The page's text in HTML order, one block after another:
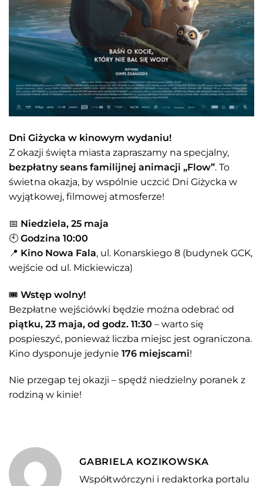
Dni Giżycka w kinowym wydaniu!
Z okazji święta miasta zapraszamy na specjalny,
bezpłatny seans familijnej animacji „Flow”. To
świetna okazja, by wspólnie uczcić Dni Giżycka w
wyjątkowej, filmowej atmosferze!
📅 Niedziela, 25 maja
🕙 Godzina 10:00
📍 Kino Nowa Fala, ul. Konarskiego 8 (budynek GCK,
wejście od ul. Mickiewicza)
🎟 Wstęp wolny!
Bezpłatne wejściówki będzie można odebrać od
piątku, 23 maja, od godz. 11:30 – warto się
pospieszyć, ponieważ liczba miejsc jest ograniczona.
Kino dysponuje jedynie 176 miejscami!
Nie przegap tej okazji – spędź niedzielny poranek z
rodziną w kinie!
GABRIELA KOZIKOWSKA
Współtwórczyni i redaktorka portalu